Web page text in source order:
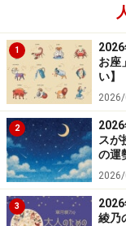
1
お座
い】
2
スが
の運
3
綾乃